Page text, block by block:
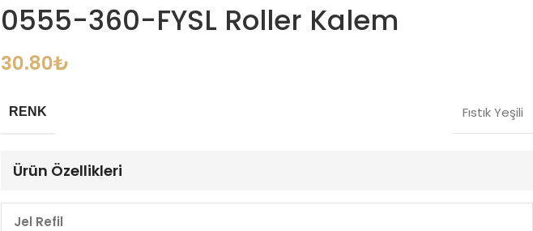
0555-360-FYSL Roller Kalem
30.80₺
RENK Fıstık Yeşili
Ürün Özellikleri
Jel Refil